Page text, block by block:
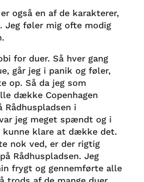
også en af de karakterer,
Jeg føler mig ofte modig
for duer. Så hver gang
går jeg i panik og føler,
op. Så da jeg som
dække Copenhagen
Rådhuspladsen i
jeg meget spændt og i
kunne klare at dække det.
nok ved, er der rigtig
Rådhuspladsen. Jeg
frygt og gennemførte alle